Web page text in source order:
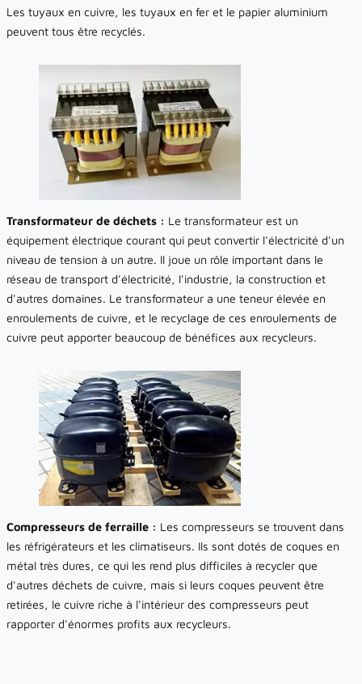
Les tuyaux en cuivre, les tuyaux en fer et le papier aluminium
peuvent tous être recyclés.
Transformateur de déchets : Le transformateur est un
équipement électrique courant qui peut convertir l'électricité d'un
niveau de tension à un autre. Il joue un rôle important dans le
réseau de transport d'électricité, l'industrie, la construction et
d'autres domaines. Le transformateur a une teneur élevée en
enroulements de cuivre, et le recyclage de ces enroulements de
cuivre peut apporter beaucoup de bénéfices aux recycleurs.
Compresseurs de ferraille : Les compresseurs se trouvent dans
les réfrigérateurs et les climatiseurs. Ils sont dotés de coques en
métal très dures, ce qui les rend plus difficiles à recycler que
d'autres déchets de cuivre, mais si leurs coques peuvent être
retirées, le cuivre riche à l'intérieur des compresseurs peut
rapporter d'énormes profits aux recycleurs.